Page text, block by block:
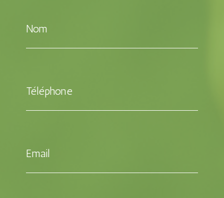
Nom
Téléphone
Email